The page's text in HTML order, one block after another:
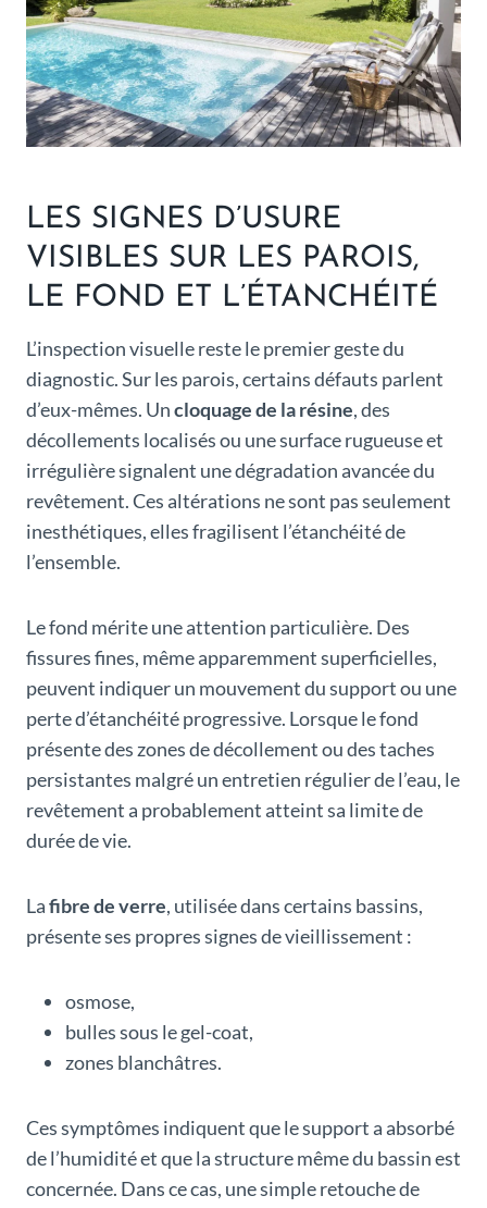
LES SIGNES D’USURE
VISIBLES SUR LES PAROIS,
LE FOND ET L’ÉTANCHÉITÉ
L’inspection visuelle reste le premier geste du
diagnostic. Sur les parois, certains défauts parlent
d’eux-mêmes. Uncloquage de la résine, des
décollements localisés ou une surface rugueuse et
irrégulière signalent une dégradation avancée du
revêtement. Ces altérations ne sont pas seulement
inesthétiques, elles fragilisent l’étanchéité de
l’ensemble.
Le fond mérite une attention particulière. Des
fissures fines, même apparemment superficielles,
peuvent indiquer un mouvement du support ou une
perte d’étanchéité progressive. Lorsque le fond
présente des zones de décollement ou des taches
persistantes malgré un entretien régulier de l’eau, le
revêtement a probablement atteint sa limite de
durée de vie.
Lafibre de verre, utilisée dans certains bassins,
présente ses propres signes de vieillissement :
osmose,
bulles sous le gel-coat,
zones blanchâtres.
Ces symptômes indiquent que le support a absorbé
de l’humidité et que la structure même du bassin est
concernée. Dans ce cas, une simple retouche de